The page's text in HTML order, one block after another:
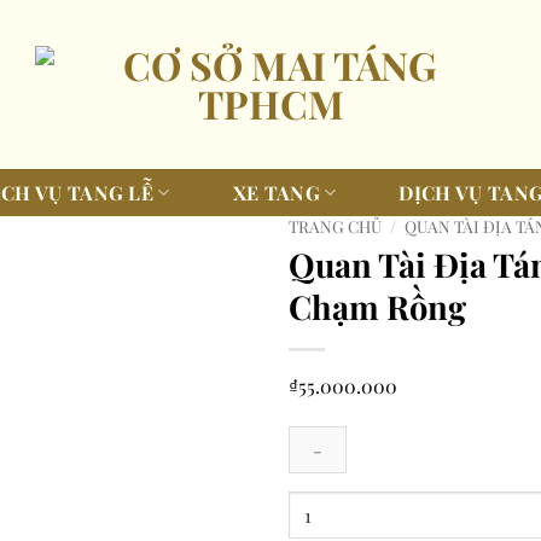
VỤ TANG LỄ XE TANG DỊCH VỤ
TRANG CHỦ / QUAN TÀI ĐỊA
Quan Tài Địa
Chạm Rồng
₫55.000.000
Tài